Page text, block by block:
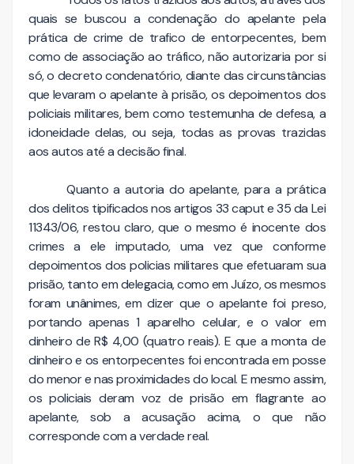
quais se buscou a condenação do apelante pela
prática de crime de trafico de entorpecentes, bem
como de associação ao tráfico, não autorizaria por si
só, o decreto condenatório, diante das circunstâncias
que levaram o apelante à prisão, os depoimentos dos
policiais militares, bem como testemunha de defesa, a
idoneidade delas, ou seja, todas as provas trazidas
aos autos até a decisão final.
Quanto a autoria do apelante, para a prática
dos delitos tipificados nos artigos 33 caput e 35 da Lei
11343/06, restou claro, que o mesmo é inocente dos
crimes a ele imputado, uma vez que conforme
depoimentos dos policias militares que efetuaram sua
prisão, tanto em delegacia, como em Juízo, os mesmos
foram unânimes, em dizer que o apelante foi preso,
portando apenas 1 aparelho celular, e o valor em
dinheiro de R$ 4,00 (quatro reais). E que a monta de
dinheiro e os entorpecentes foi encontrada em posse
do menor e nas proximidades do local. E mesmo assim,
os policiais deram voz de prisão em flagrante ao
apelante, sob a acusação acima, o que não
corresponde com a verdade real.